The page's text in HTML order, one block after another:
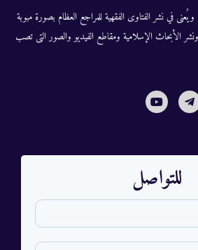
في نشر الفتاوى الفقهية للمراجع العظام بصورة مبوبة
ونشر الأبحاث الإسلامية ومقاطع الفيديو والصور التى تصب
للتواصل